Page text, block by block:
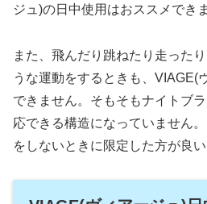
ジュ)の日中使用はおススメでき
また、飛んだり跳ねたり走った
うな運動をするときも、VIAGE(
できません。そもそもナイトブ
応できる構造になっていません
をしないときに限定した方が良い